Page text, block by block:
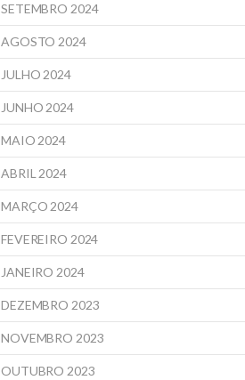
SETEMBRO 2024
AGOSTO 2024
JULHO 2024
JUNHO 2024
MAIO 2024
ABRIL 2024
MARÇO 2024
FEVEREIRO 2024
JANEIRO 2024
DEZEMBRO 2023
NOVEMBRO 2023
OUTUBRO 2023